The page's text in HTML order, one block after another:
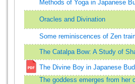
Methods of Yoga in Japanese
Oracles and Divination
Some reminiscences of Zen
The Catalpa Bow: A Study of
The Divine Boy in Japanese
The goddess emerges from her